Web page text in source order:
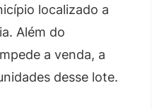
localizado a
Além do
a venda, a
desse lote.